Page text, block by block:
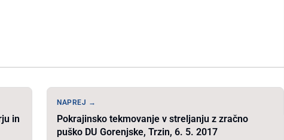
in
NAPREJ →
Pokrajinsko tekmovanje v streljanju z zračno
puško DU Gorenjske, Trzin, 6. 5. 2017